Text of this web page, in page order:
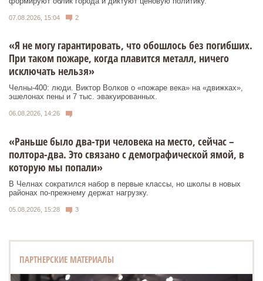
07.08.2026, 15:04 2
«Я не могу гарантировать, что обошлось без погибших.
При таком пожаре, когда плавится металл, ничего
исключать нельзя»
Челны-400: люди. Виктор Волков о «пожаре века» на «движках»,
эшелонах пены и 7 тыс. эвакуированных.
06.08.2026, 14:26
«Раньше было два-три человека на место, сейчас –
полтора-два. Это связано с демографической ямой, в
которую мы попали»
В Челнах сократился набор в первые классы, но школы в новых
районах по-прежнему держат нагрузку.
05.08.2026, 15:28 3
ПАРТНЕРСКИЕ МАТЕРИАЛЫ